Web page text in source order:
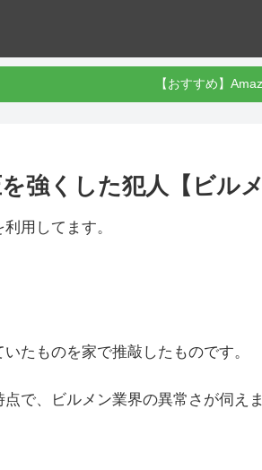
【おすすめ】
強くした犯人【ビルメ
用してます。
たものを家で推敲したものです。
で、ビルメン業界の異常さが伺え